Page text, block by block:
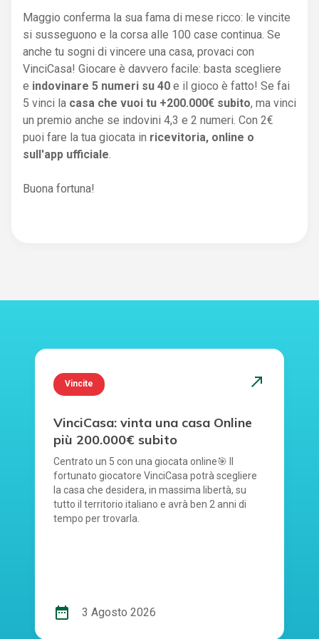
Maggio conferma la sua fama di mese ricco: le vincite
si susseguono e la corsa alle 100 case continua. Se
anche tu sogni di vincere una casa, provaci con
VinciCasa! Giocare è davvero facile: basta scegliere
e indovinare 5 numeri su 40 e il gioco è fatto! Se fai
5 vinci la casa che vuoi tu +200.000€ subito, ma vinci
un premio anche se indovini 4,3 e 2 numeri. Con 2€
puoi fare la tua giocata in ricevitoria, online o
sull'app ufficiale.
Buona fortuna!
Vincite north_east
VinciCasa: vinta una casa Online
più 200.000€ subito
Centrato un 5 con una giocata online🎯 Il
fortunato giocatore VinciCasa potrà scegliere
la casa che desidera, in massima libertà, su
tutto il territorio italiano e avrà ben 2 anni di
tempo per trovarla.
date_range 3 Agosto 2026